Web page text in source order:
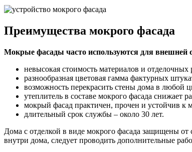
Преимущества мокрого фасада
Мокрые фасады часто используются для внешней
невысокая стоимость материалов и отделочных
разнообразная цветовая гамма фактурных
возможность перекрасить стены дома в любой
утеплитель в составе мокрого фасада снижает
мокрый фасад практичен, прочен и устойчив к
длительный срок службы – около 30 лет.
Дома с отделкой в виде мокрого фасада защищены
внутри дома, следует проводить дополнительные